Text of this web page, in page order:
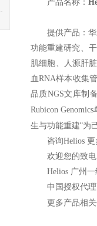
产品名称：
提供产品：
功能重建研究、
肌细胞、人源肝
血RNA样本收集
品质NGS文库制
Rubicon
生与功能重建"为
咨询Helios
欢迎您的
Helios 广州
中国授权代
更多产品相